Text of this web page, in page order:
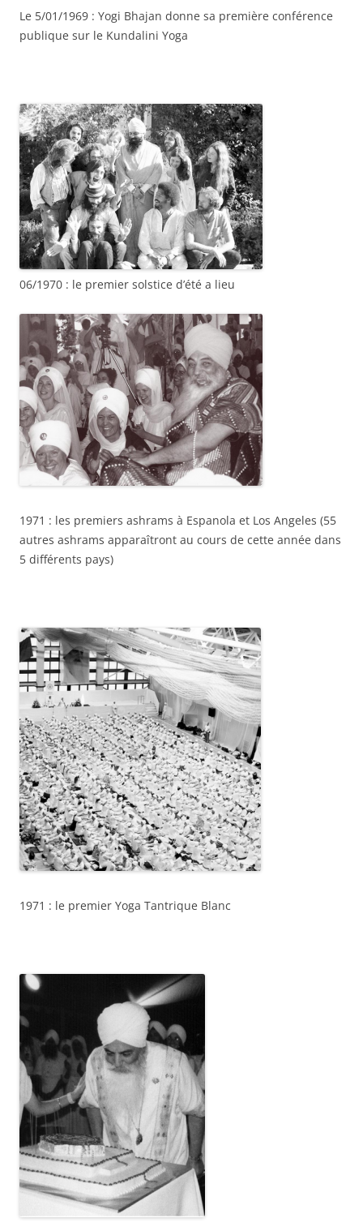
Le 5/01/1969 : Yogi Bhajan donne sa première conférence
publique sur le Kundalini Yoga
06/1970 : le premier solstice d’été a lieu
1971 : les premiers ashrams à Espanola et Los Angeles (55
autres ashrams apparaîtront au cours de cette année dans
5 différents pays)
1971 : le premier Yoga Tantrique Blanc